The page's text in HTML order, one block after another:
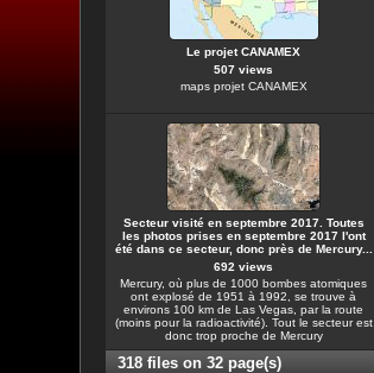
Le projet CANAMEX
507 views
maps projet CANAMEX
Secteur visité en septembre 2017. Toutes
les photos prises en septembre 2017 l'ont
été dans ce secteur, donc près de Mercury...
692 views
Mercury, où plus de 1000 bombes atomiques
ont explosé de 1951 à 1992, se trouve à
environs 100 km de Las Vegas, par la route
(moins pour la radioactivité). Tout le secteur est
donc trop proche de Mercury
318 files on 32 page(s)